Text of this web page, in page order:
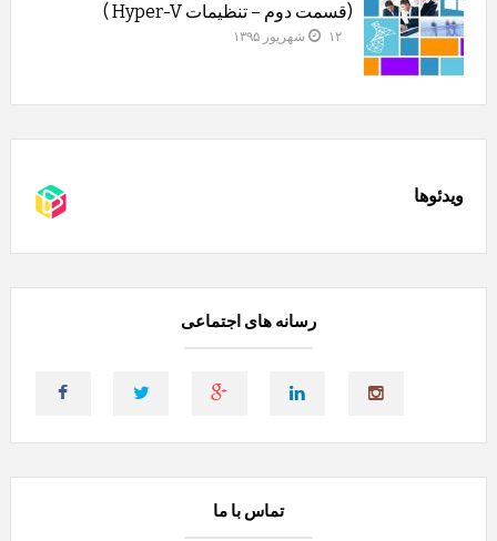
(قسمت دوم – تنظیمات Hyper-V )
۱۲ شهریور ۱۳۹۵
ویدئوها
رسانه های اجتماعی
تماس با ما